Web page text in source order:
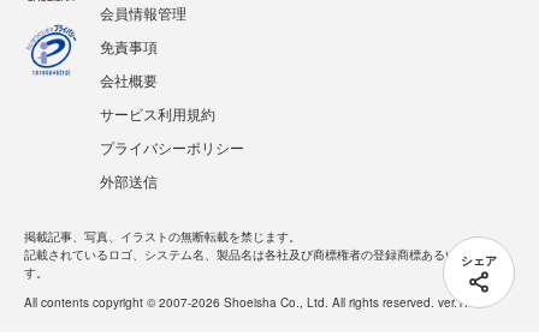
シェア
会員情報管理
免責事項
会社概要
サービス利用規約
プライバシーポリシー
外部送信
掲載記事、写真、イラストの無断転載を禁じます。
記載されているロゴ、システム名、製品名は各社及び商標権者の登録商標あるいは商標で
す。
All contents copyright © 2007-2026 Shoeisha Co., Ltd. All rights reserved. ver.1.5